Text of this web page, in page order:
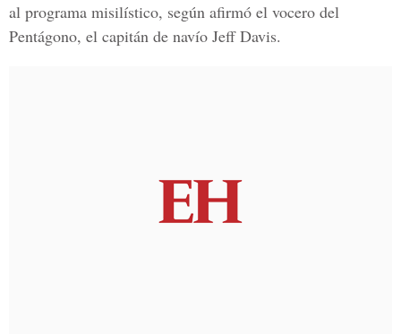
al programa misilístico, según afirmó el vocero del
Pentágono, el capitán de navío Jeff Davis.